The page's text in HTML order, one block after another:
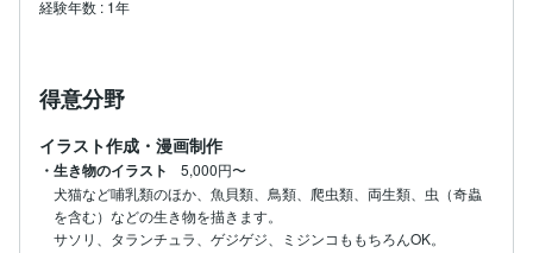
経験年数 : 1年
得意分野
イラスト作成・漫画制作
・生き物のイラスト
5,000円〜
犬猫など哺乳類のほか、魚貝類、鳥類、爬虫類、両生類、虫（奇蟲
を含む）などの生き物を描きます。
サソリ、タランチュラ、ゲジゲジ、ミジンコももちろんOK。